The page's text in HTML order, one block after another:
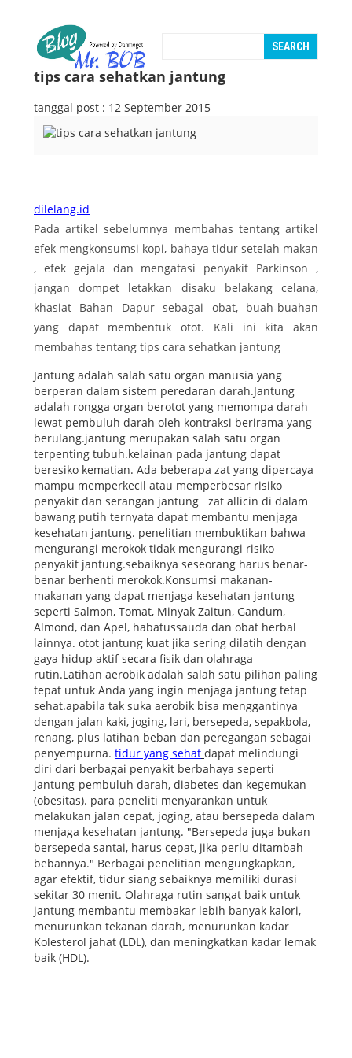
tips cara sehatkan jantung
tanggal post : 12 September 2015
dilelang.id
Pada artikel sebelumnya membahas tentang artikel
efek mengkonsumsi kopi, bahaya tidur setelah makan
, efek gejala dan mengatasi penyakit Parkinson ,
jangan dompet letakkan disaku belakang celana,
khasiat Bahan Dapur sebagai obat, buah-buahan
yang dapat membentuk otot. Kali ini kita akan
membahas tentang tips cara sehatkan jantung
Jantung adalah salah satu organ manusia yang
berperan dalam sistem peredaran darah.Jantung
adalah rongga organ berotot yang memompa darah
lewat pembuluh darah oleh kontraksi berirama yang
berulang.jantung merupakan salah satu organ
terpenting tubuh.kelainan pada jantung dapat
beresiko kematian. Ada beberapa zat yang dipercaya
mampu memperkecil atau memperbesar risiko
penyakit dan serangan jantung zat allicin di dalam
bawang putih ternyata dapat membantu menjaga
kesehatan jantung. penelitian membuktikan bahwa
mengurangi merokok tidak mengurangi risiko
penyakit jantung.sebaiknya seseorang harus benar-
benar berhenti merokok.Konsumsi makanan-
makanan yang dapat menjaga kesehatan jantung
seperti Salmon, Tomat, Minyak Zaitun, Gandum,
Almond, dan Apel, habatussauda dan obat herbal
lainnya. otot jantung kuat jika sering dilatih dengan
gaya hidup aktif secara fisik dan olahraga
rutin.Latihan aerobik adalah salah satu pilihan paling
tepat untuk Anda yang ingin menjaga jantung tetap
sehat.apabila tak suka aerobik bisa menggantinya
dengan jalan kaki, joging, lari, bersepeda, sepakbola,
renang, plus latihan beban dan peregangan sebagai
penyempurna. tidur yang sehat dapat melindungi
diri dari berbagai penyakit berbahaya seperti
jantung-pembuluh darah, diabetes dan kegemukan
(obesitas). para peneliti menyarankan untuk
melakukan jalan cepat, joging, atau bersepeda dalam
menjaga kesehatan jantung. "Bersepeda juga bukan
bersepeda santai, harus cepat, jika perlu ditambah
bebannya." Berbagai penelitian mengungkapkan,
agar efektif, tidur siang sebaiknya memiliki durasi
sekitar 30 menit. Olahraga rutin sangat baik untuk
jantung membantu membakar lebih banyak kalori,
menurunkan tekanan darah, menurunkan kadar
Kolesterol jahat (LDL), dan meningkatkan kadar lemak
baik (HDL).